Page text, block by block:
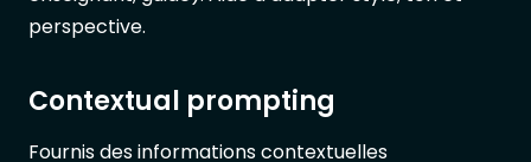
perspective.
Contextual prompting
Fournis des informations contextuelles